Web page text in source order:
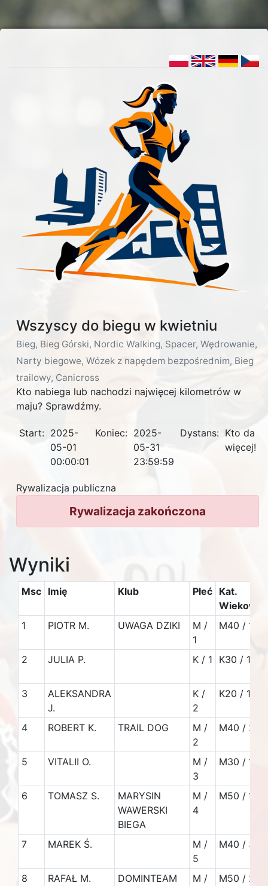
Wszyscy do biegu w kwietniu
Bieg, Bieg Górski, Nordic Walking, Spacer, Wędrowanie,
Narty biegowe, Wózek z napędem bezpośrednim, Bieg
trailowy, Canicross
Kto nabiega lub nachodzi najwięcej kilometrów w
maju? Sprawdźmy.
Start: 2025-
05-01
00:00:01
Koniec: 2025-
05-31
23:59:59
Dystans: Kto da
więcej!
Rywalizacja publiczna
Rywalizacja zakończona
Wyniki
Msc Imię Klub Płeć
Kat.
Wiekowa
1
PIOTR M. UWAGA DZIKI
M /
1
M40 / 1
2 JULIA P. K / 1 K30 / 1
3
ALEKSANDRA
J.
K /
2
K20 / 1
4 ROBERT K. TRAIL DOG
M /
2
M40 / 2
5 VITALII O.
M /
3
M30 / 1
6 TOMASZ S.
MARYSIN
WAWERSKI
BIEGA
M /
4
M50 / 1
7 MAREK Ś.
M /
5
M40 / 3
8 RAFAŁ M. DOMINTEAM
M /
M50 / 2